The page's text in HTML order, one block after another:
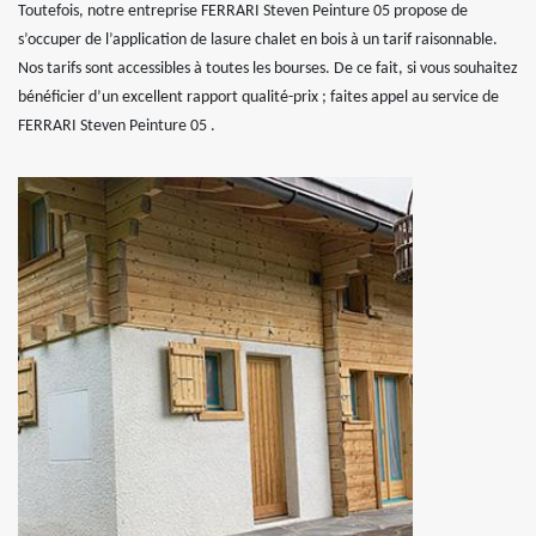
Toutefois, notre entreprise FERRARI Steven Peinture 05 propose de
s’occuper de l’application de lasure chalet en bois à un tarif raisonnable.
Nos tarifs sont accessibles à toutes les bourses. De ce fait, si vous souhaitez
bénéficier d’un excellent rapport qualité-prix ; faites appel au service de
FERRARI Steven Peinture 05 .